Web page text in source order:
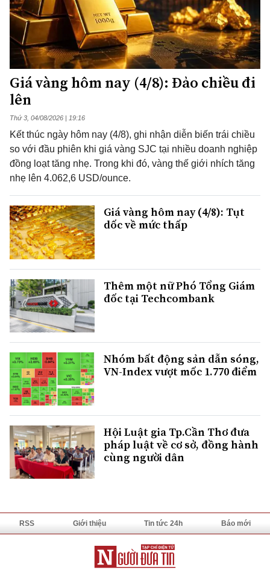
Giá vàng hôm nay (4/8): Đảo chiều đi
lên
Thứ 3, 04/08/2026 | 19:16
Kết thúc ngày hôm nay (4/8), ghi nhận diễn biến trái chiều
so với đầu phiên khi giá vàng SJC tại nhiều doanh nghiệp
đồng loạt tăng nhẹ. Trong khi đó, vàng thế giới nhích tăng
nhẹ lên 4.062,6 USD/ounce.
Giá vàng hôm nay (4/8): Tụt
dốc về mức thấp
Thêm một nữ Phó Tổng Giám
đốc tại Techcombank
Nhóm bất động sản dẫn sóng,
VN-Index vượt mốc 1.770 điểm
Hội Luật gia Tp.Cần Thơ đưa
pháp luật về cơ sở, đồng hành
cùng người dân
RSS Giới thiệu Tin tức 24h Báo mới